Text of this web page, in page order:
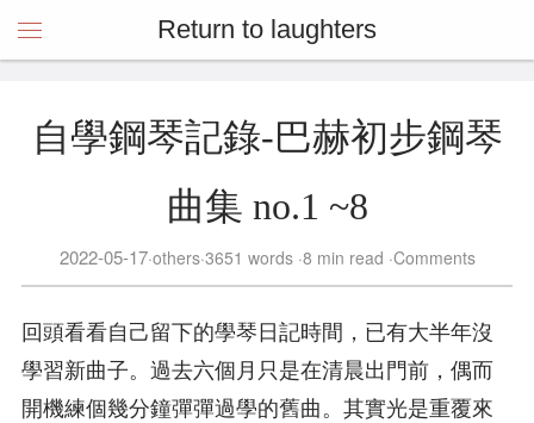
Return to laughters
自學鋼琴記錄-巴赫初步鋼琴
曲集 no.1 ~8
2022-05-17 others 3651 words 8 min read Comments
回頭看看自己留下的學琴日記時間，已有大半年沒
學習新曲子。過去六個月只是在清晨出門前，偶而
開機練個幾分鐘彈彈過學的舊曲。其實光是重覆來